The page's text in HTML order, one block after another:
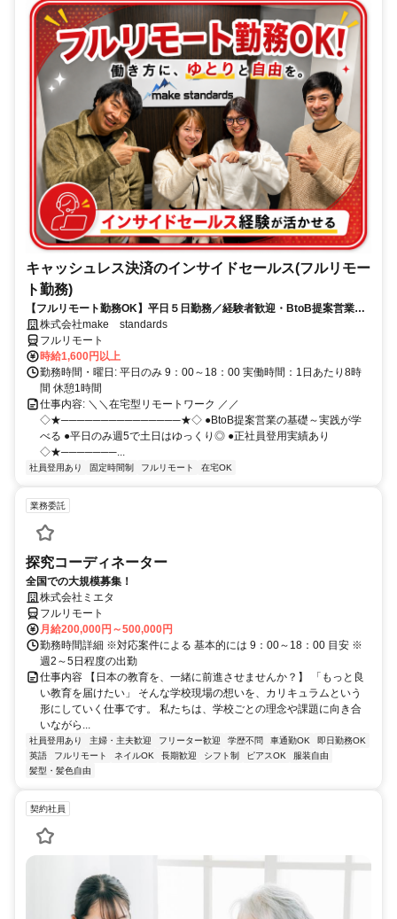
キャッシュレス決済のインサイドセールス(フルリモー
ト勤務)
【フルリモート勤務OK】平日５日勤務／経験者歓迎・BtoB提案営業で
スキルアップ
株式会社make standards
フルリモート
時給1,600円以上
勤務時間・曜日: 平日のみ 9：00～18：00 実働時間：1日あたり8時
間 休憩1時間
仕事内容: ＼＼在宅型リモートワーク ／／
◇★───────────────★◇ ●BtoB提案営業の基礎～実践が学
べる ●平日のみ週5で土日はゆっくり◎ ●正社員登用実績あり
◇★───────...
社員登用あり 固定時間制 フルリモート 在宅OK
業務委託
探究コーディネーター
全国での大規模募集！
株式会社ミエタ
フルリモート
月給200,000円～500,000円
勤務時間詳細 ※対応案件による 基本的には 9：00～18：00 目安 ※
週2～5日程度の出勤
仕事内容 【日本の教育を、一緒に前進させませんか？】 「もっと良
い教育を届けたい」 そんな学校現場の想いを、カリキュラムという
形にしていく仕事です。 私たちは、学校ごとの理念や課題に向き合
いながら...
社員登用あり 主婦・主夫歓迎 フリーター歓迎 学歴不問 車通勤OK
即日勤務OK
英語
フルリモート ネイルOK 長期歓迎 シフト制 ピアスOK
服装自由
髪型・髪色自由
契約社員